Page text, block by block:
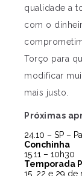
qualidade a
com o
Torço para
modificar
mais justo.
Próximas
24.10 – SP –
Conchinha
15.11 – 10h30
Temporada
15, 22 e 29